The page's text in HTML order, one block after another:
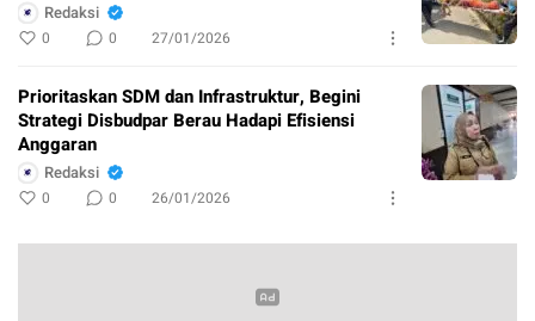
Redaksi
0 0 27/01/2026
Prioritaskan SDM dan Infrastruktur, Begini
Strategi Disbudpar Berau Hadapi Efisiensi
Anggaran
Redaksi
0 0 26/01/2026